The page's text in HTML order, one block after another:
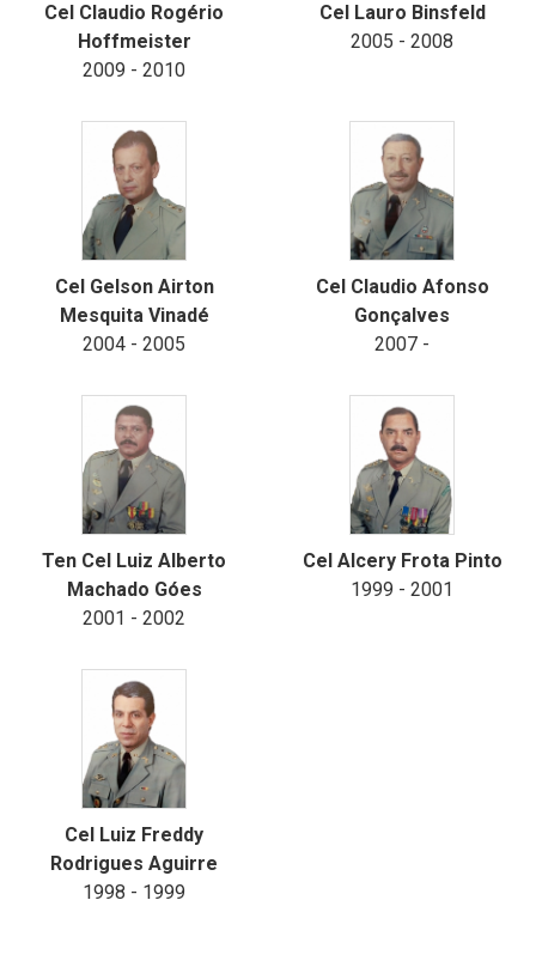
Cel Claudio Rogério
Hoffmeister
2009 - 2010
Cel Lauro Binsfeld
2005 - 2008
Cel Gelson Airton
Mesquita Vinadé
2004 - 2005
Cel Claudio Afonso
Gonçalves
2007 -
Ten Cel Luiz Alberto
Machado Góes
2001 - 2002
Cel Alcery Frota Pinto
1999 - 2001
Cel Luiz Freddy
Rodrigues Aguirre
1998 - 1999